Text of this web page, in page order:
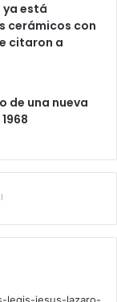
ya está
cerámicos con
citaron a
de una nueva